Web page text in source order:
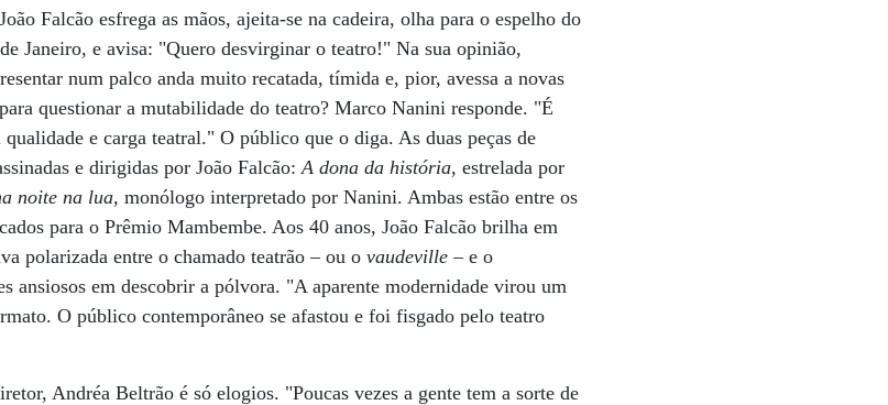
Falcão esfrega as mãos, ajeita-se na cadeira, olha para o espelho do
Janeiro, e avisa: "Quero desvirginar o teatro!" Na sua opinião,
num palco anda muito recatada, tímida e, pior, avessa a novas
questionar a mutabilidade do teatro? Marco Nanini responde. "É
e carga teatral." O público que o diga. As duas peças de
e dirigidas por João Falcão:A dona da história, estrelada por
noite na lua, monólogo interpretado por Nanini. Ambas estão entre os
para o Prêmio Mambembe. Aos 40 anos, João Falcão brilha em
polarizada entre o chamado teatrão – ou o vaudeville – e o
ansiosos em descobrir a pólvora. "A aparente modernidade virou um
O público contemporâneo se afastou e foi fisgado pelo teatro
Andréa Beltrão é só elogios. "Poucas vezes a gente tem a sorte de